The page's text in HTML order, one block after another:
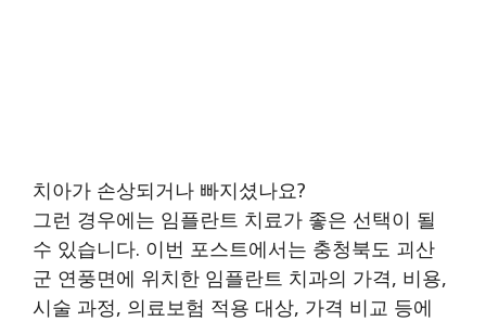
치아가 손상되거나 빠지셨나요?
그런 경우에는 임플란트 치료가 좋은 선택이 될
수 있습니다. 이번 포스트에서는 충청북도 괴산
군 연풍면에 위치한 임플란트 치과의 가격, 비용,
시술 과정, 의료보험 적용 대상, 가격 비교 등에